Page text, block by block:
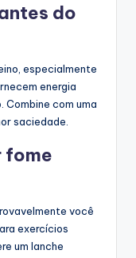
do
especialmente
energia
Combine com uma
saciedade.
fome
você
exercícios
um lanche